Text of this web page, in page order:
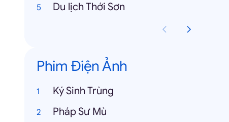
Du lịch Thới Sơn
Phim Điện Ảnh
Ký Sinh Trùng
Pháp Sư Mù